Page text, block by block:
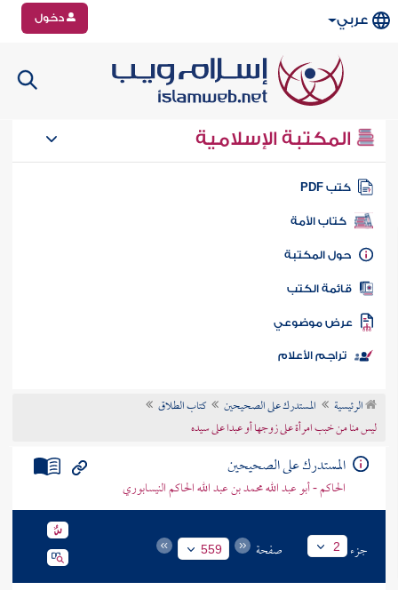
عربي دخول
المكتبة الإسلامية
كتب PDF
كتاب الأمة
المكتبة
الكتب
موضوعي
تراجم الأعلام
الرئيسية المستدرك على الصحيحين
كتاب الطلاق
ليس منا من خبب امرأة على زوجها أو عبدا على سيده
المستدرك على الصحيحين
الحاكم - أبو عبد الله محمد بن عبد الله الحاكم النيسابوري
جزء 2 صفحة 559